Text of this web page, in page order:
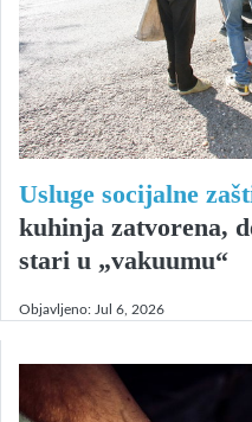
Usluge socijalne
kuhinja zatvorena,
stari u „vakuumu“
Objavljeno: Jul 6, 2026